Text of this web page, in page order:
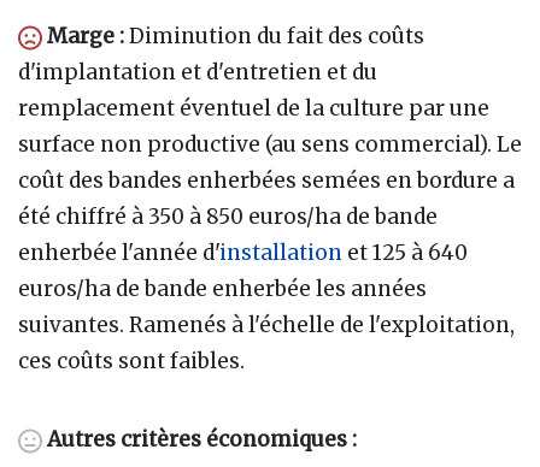
Marge :Diminution du fait des coûts
d'implantation et d'entretien et du
remplacement éventuel de la culture par une
surface non productive (au sens commercial). Le
coût des bandes enherbées semées en bordure a
été chiffré à 350 à 850 euros/ha de bande
enherbée l'année d'installation et 125 à 640
euros/ha de bande enherbée les années
suivantes. Ramenés à l'échelle de l'exploitation,
ces coûts sont faibles.
Autres critères économiques :